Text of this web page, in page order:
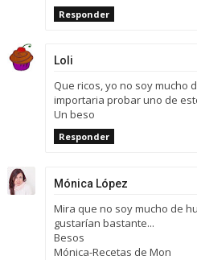
Responder
Loli
Que ricos, yo no soy mucho
importaria probar uno de
Un beso
Responder
Mónica López
Mira que no soy mucho de
gustarían bastante...
Besos
Mónica-Recetas de Mon